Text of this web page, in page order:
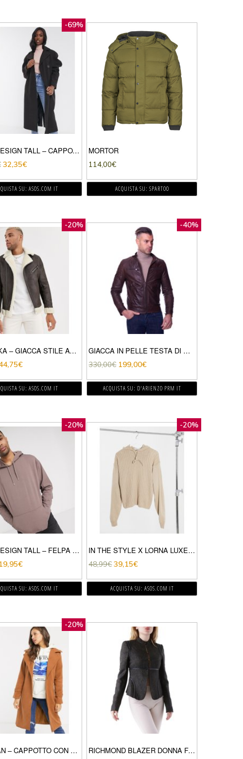
-69%
ASOS DESIGN TALL – CAPPOTTO CIOCCOLATO SCURO CON MANICHE OVERSIZE-MARRONE
32,35€
SU: ASOS.COM IT
MORTOR
114,00€
ACQUISTA SU: SPARTOO
-20%
BERSHKA – GIACCA STILE AVIATORE MARRONE CON PILE BORG
€
SU: ASOS.COM IT
-40%
GIACCA IN PELLE TESTA DI MORO EFFETTO VINTAGE
330,00€ 199,00€
ACQUISTA SU: D'ARIENZO PRM IT
-20%
ASOS DESIGN TALL – FELPA LEGGERA OVERSIZE CON CAPPUCCIO GRIGIO TALPA-MARRONE
€
SU: ASOS.COM IT
-20%
IN THE STYLE X LORNA LUXE – LULLABY – FELPA MARRONE A COSTE CON CAPPUCCIO IN COORDINATO
48,99€ 39,15€
ACQUISTA SU: ASOS.COM IT
-20%
PARISIAN – CAPPOTTO CON BOTTONE SINGOLO E AMPIO REVER-MARRONE RICHMOND BLAZER DONNA FANGO